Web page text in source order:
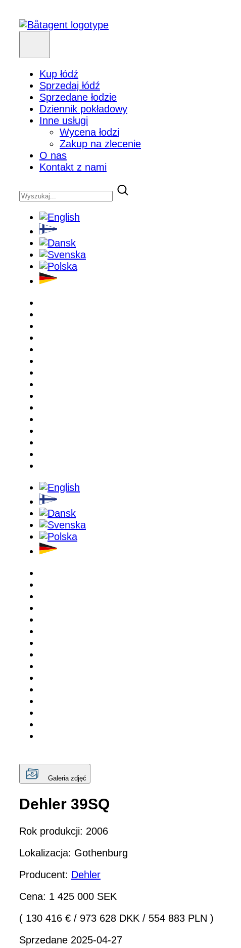
Kup łódź
Sprzedaj łódź
Sprzedane łodzie
Dziennik pokładowy
Inne usługi
Wycena łodzi
Zakup na zlecenie
O nas
Kontakt z nami
Galeria zdjęć
Dehler 39SQ
Rok produkcji: 2006
Lokalizacja: Gothenburg
Producent: Dehler
Cena: 1 425 000 SEK
( 130 416 € / 973 628 DKK / 554 883 PLN )
Sprzedane 2025-04-27